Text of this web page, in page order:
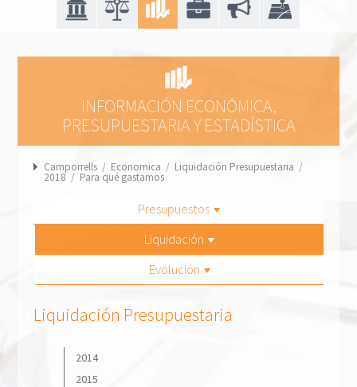
INFORMACIÓN ECONÓMICA,
PRESUPUESTARIA Y ESTADÍSTICA
Camporrells / Economica / Liquidación Presupuestaria /
2018 / Para qué gastamos
Presupuestos
Liquidación
Evolución
Liquidación Presupuestaria
2014
2015